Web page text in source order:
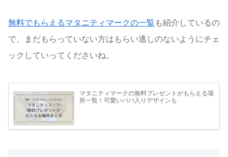
無料でもらえるマタニティマークの一覧 も紹介しているの
で、まだもらっていない方はもらい逃しのないようにチェ
ックしていってくださいね。
マタニティマークの無料プレゼントがもらえる場
所一覧！可愛いパパ入りデザインも